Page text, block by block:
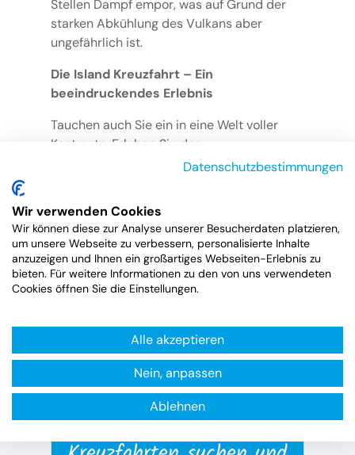
Stellen Dampf empor, was auf Grund der
starken Abkühlung des Vulkans aber
ungefährlich ist.
Die Island Kreuzfahrt – Ein
beeindruckendes Erlebnis
Tauchen auch Sie ein in eine Welt voller
Kontraste. Erleben Sie das
atemberaubende Zusammenspiel aus
der Island Kreuzfahrt.
Rund um die Uhr nach
Datenschutzbestimmungen
Wir verwenden Cookies
Wir können diese zur Analyse unserer Besucherdaten platzieren,
um unsere Webseite zu verbessern, personalisierte Inhalte
anzuzeigen und Ihnen ein großartiges Webseiten-Erlebnis zu
bieten. Für weitere Informationen zu den von uns verwendeten
Cookies öffnen Sie die Einstellungen.
Alle akzeptieren
Nein, anpassen
Ablehnen